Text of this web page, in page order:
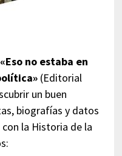
«Eso no estaba en
(Editorial
un buen
biografías y datos
la Historia de la